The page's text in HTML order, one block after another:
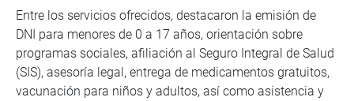
Entre los servicios ofrecidos, destacaron la emisión de
DNI para menores de 0 a 17 años, orientación sobre
programas sociales, afiliación al Seguro Integral de Salud
(SIS), asesoría legal, entrega de medicamentos gratuitos,
vacunación para niños y adultos, así como asistencia y